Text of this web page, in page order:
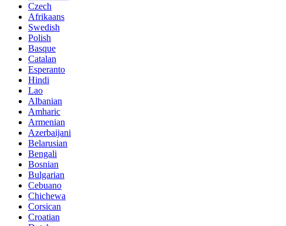
Czech
Afrikaans
Swedish
Polish
Basque
Catalan
Esperanto
Hindi
Lao
Albanian
Amharic
Armenian
Azerbaijani
Belarusian
Bengali
Bosnian
Bulgarian
Cebuano
Chichewa
Corsican
Croatian